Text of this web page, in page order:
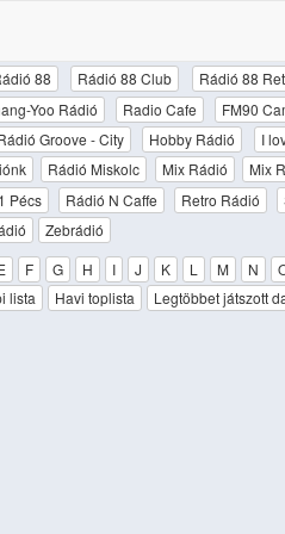
88 Rádió 88 Club
Rádió 88
Yoo Rádió Radio Cafe
FM90
Groove - City Hobby Rádió
I
Rádió Miskolc Mix Rádió
Mix
Pécs Rádió N Caffe Retro Rádió
Zebrádió
F G H I J K L M N
lista Havi toplista Legtöbbet játszott